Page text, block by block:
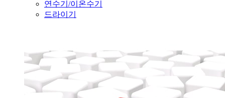
연수기/이온수기
드라이기